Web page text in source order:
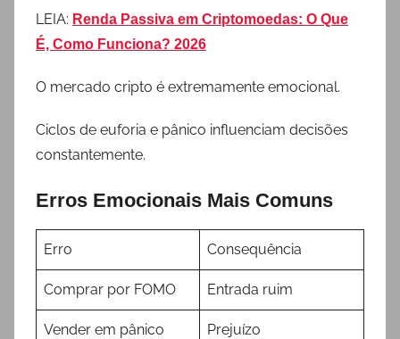
LEIA: Renda Passiva em Criptomoedas: O Que
É, Como Funciona? 2026
O mercado cripto é extremamente emocional.
Ciclos de euforia e pânico influenciam decisões
constantemente.
Erros Emocionais Mais Comuns
Erro Consequência
Comprar por FOMO Entrada ruim
Vender em pânico Prejuízo